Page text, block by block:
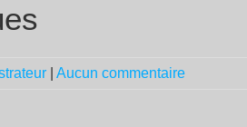
Aucun commentaire